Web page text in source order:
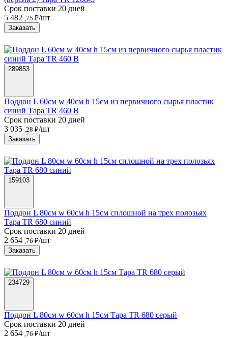
Срок поставки 20 дней
5 482 ,75 ₽/шт
Заказать
289853
Поддон L 60см w 40см h 15см из первичного сырья пластик
синий Тара TR 460 B
Срок поставки 20 дней
3 035 ,28 ₽/шт
Заказать
159103
Поддон L 80см w 60см h 15см сплошной на трех полозьях
Тара TR 680 синий
Срок поставки 20 дней
2 654 ,76 ₽/шт
Заказать
234729
Поддон L 80см w 60см h 15см Тара TR 680 серый
Срок поставки 20 дней
2 654 ,76 ₽/шт